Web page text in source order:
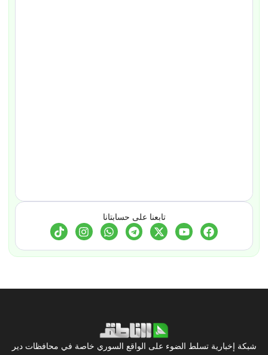
تابعنا على حسابتانا
شبكة إخبارية تسلط الضوء على الواقع السوري خاصة في محافظات دير